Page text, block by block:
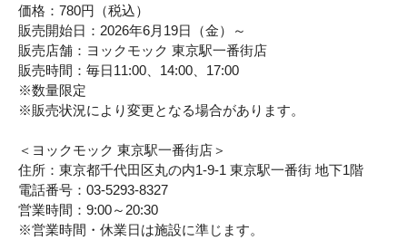
価格：780円（税込）
販売開始日：2026年6月19日（金）～
販売店舗：ヨックモック 東京駅一番街店
販売時間：毎日11:00、14:00、17:00
※数量限定
※販売状況により変更となる場合があります。
＜ヨックモック 東京駅一番街店＞
住所：東京都千代田区丸の内1-9-1 東京駅一番街 地下1階
電話番号：03-5293-8327
営業時間：9:00～20:30
※営業時間・休業日は施設に準じます。